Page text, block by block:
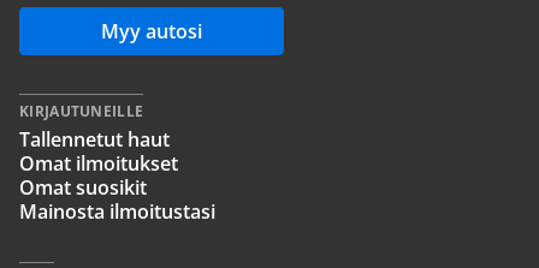
Myy autosi
KIRJAUTUNEILLE
Tallennetut haut
Omat ilmoitukset
Omat suosikit
Mainosta ilmoitustasi